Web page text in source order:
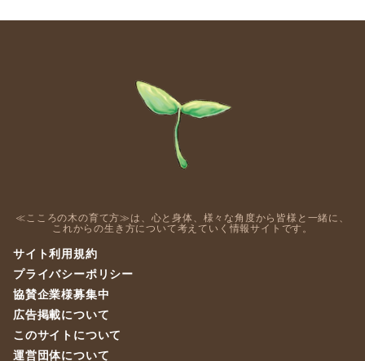
≪こころの木の育て方≫は、心と身体、様々な角度から皆様と一緒に、
これからの生き方について考えていく情報サイトです。
サイト利用規約
プライバシーポリシー
協賛企業様募集中
広告掲載について
このサイトについて
運営団体について